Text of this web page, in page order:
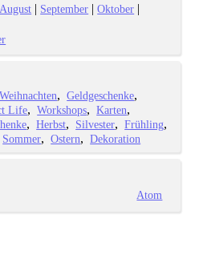
August | September |Oktober |
Weihnachten
Geldgeschenke
Life Workshops
Karten
Herbst Silvester
Frühling
Sommer Ostern Dekoration
Atom